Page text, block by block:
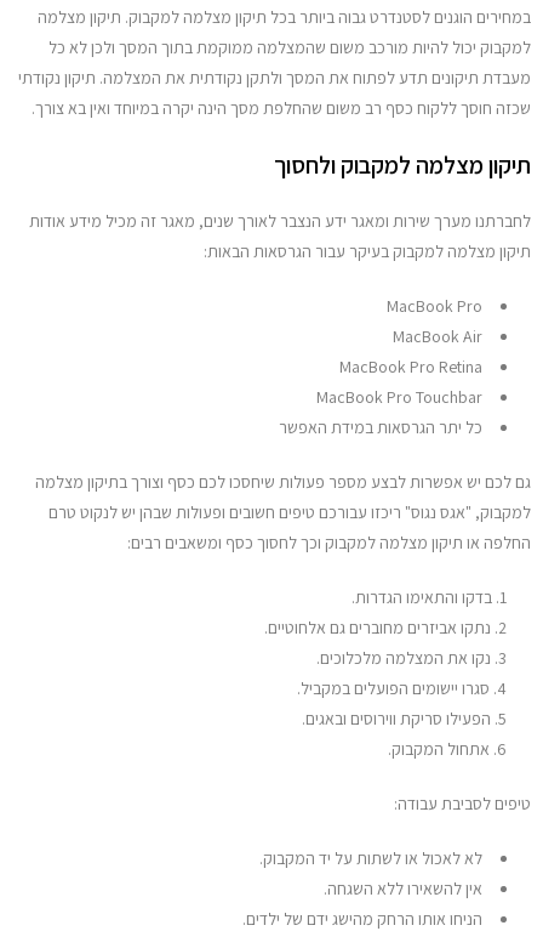
שירות תיקונים למכשירי אפל
יצירת קשר
במחירים הוגנים לסטנדרט גבוה ביותר בכל תיקון מצלמה למקבוק. תיקון מצלמה
למקבוק יכול להיות מורכב משום שהמצלמה ממוקמת בתוך המסך ולכן לא כל
מעבדת תיקונים תדע לפתוח את המסך ולתקן נקודתית את המצלמה. תיקון נקודתי
שכזה חוסך ללקוח כסף רב משום שהחלפת מסך הינה יקרה במיוחד ואין בא צורך.
תיקון מצלמה למקבוק ולחסוך
לחברתנו מערך שירות ומאגר ידע הנצבר לאורך שנים, מאגר זה מכיל מידע אודות
תיקון מצלמה למקבוק בעיקר עבור הגרסאות הבאות:
MacBook Pro
MacBook Air
MacBook Pro Retina
MacBook Pro Touchbar
כל יתר הגרסאות במידת האפשר
גם לכם יש אפשרות לבצע מספר פעולות שיחסכו לכם כסף וצורך בתיקון מצלמה
למקבוק, "אגס נגוס" ריכזו עבורכם טיפים חשובים ופעולות שבהן יש לנקוט טרם
החלפה או תיקון מצלמה למקבוק וכך לחסוך כסף ומשאבים רבים:
בדקו והתאימו הגדרות.
נתקו אביזרים מחוברים גם אלחוטיים.
נקו את המצלמה מלכלוכים.
סגרו יישומים הפועלים במקביל.
הפעילו סריקת ווירוסים ובאגים.
אתחול המקבוק.
טיפים לסביבת עבודה:
לא לאכול או לשתות על יד המקבוק.
אין להשאירו ללא השגחה.
הניחו אותו הרחק מהישג ידם של ילדים.